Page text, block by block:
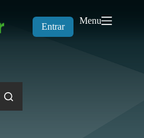
Entrar
Menu